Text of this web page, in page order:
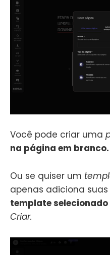
Você pode criar uma
na página em branco.
Ou se quiser um
apenas adiciona
template
Criar.